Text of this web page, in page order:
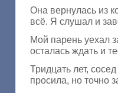
Она вернулась из
всё. Я слушал и
Мой парень уехал
осталась ждать и
Тридцать лет,
просила, но точно